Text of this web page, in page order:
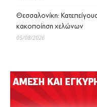
Θεσσαλονίκη:
κακοποίηση χελώνων
05/08/2026